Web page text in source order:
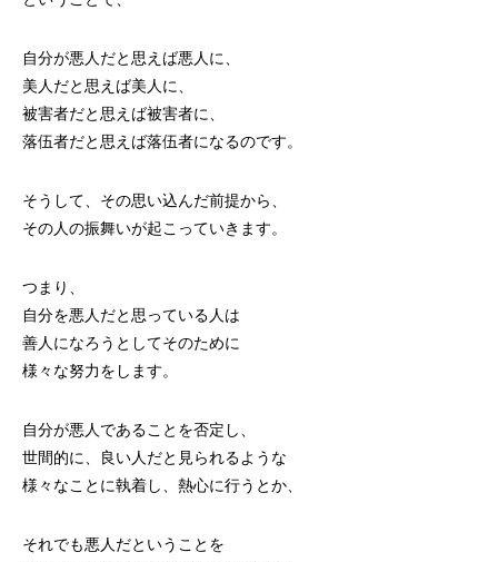
自分が悪人だと思えば悪人に、
美人だと思えば美人に、
被害者だと思えば被害者に、
落伍者だと思えば落伍者になるのです。
そうして、その思い込んだ前提から、
その人の振舞いが起こっていきます。
つまり、
自分を悪人だと思っている人は
善人になろうとしてそのために
様々な努力をします。
自分が悪人であることを否定し、
世間的に、良い人だと見られるような
様々なことに執着し、熱心に行うとか、
それでも悪人だということを